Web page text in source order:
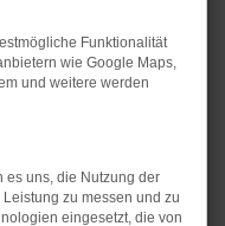
– Ihre erste
Unser
Ihnen eine
zu
Sachen Qualität und
Ihr
Funktionalität
wie Google Maps,
und weitere werden
es uns, die Nutzung der
zu messen und zu
eingesetzt, die von